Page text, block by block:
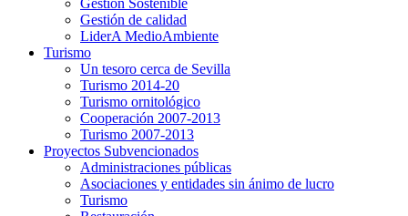
Gestión Sostenible
Gestión de calidad
LiderA MedioAmbiente
Turismo
Un tesoro cerca de Sevilla
Turismo 2014-20
Turismo ornitológico
Cooperación 2007-2013
Turismo 2007-2013
Proyectos Subvencionados
Administraciones públicas
Asociaciones y entidades sin ánimo de lucro
Turismo